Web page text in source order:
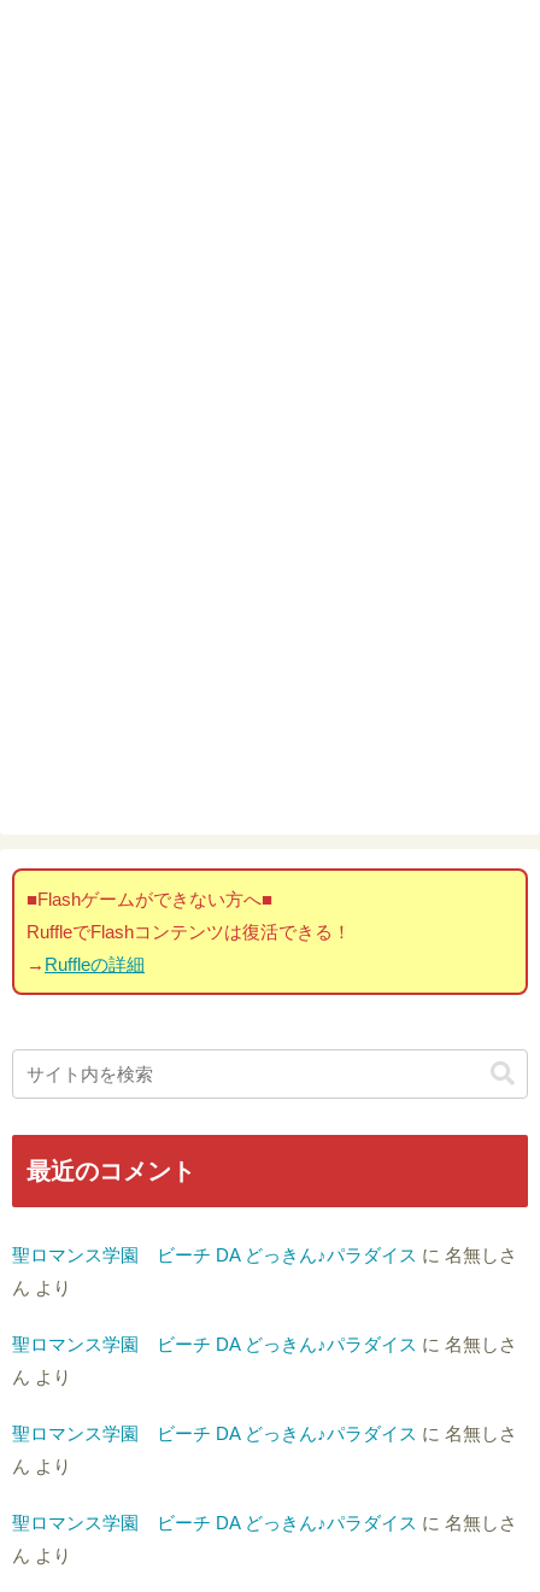
■Flashゲームができない方へ■
RuffleでFlashコンテンツは復活できる！
→ Ruffleの詳細
最近のコメント
聖ロマンス学園 ビーチ DA どっきん♪パラダイス に 名無しさ
ん より
聖ロマンス学園 ビーチ DA どっきん♪パラダイス に 名無しさ
ん より
聖ロマンス学園 ビーチ DA どっきん♪パラダイス に 名無しさ
ん より
聖ロマンス学園 ビーチ DA どっきん♪パラダイス に 名無しさ
ん より